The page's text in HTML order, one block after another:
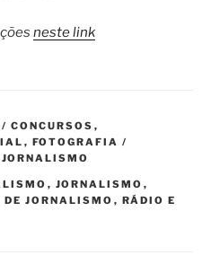
neste link
CONCURSOS ,
, FOTOGRAFIA /
JORNALISMO
, JORNALISMO ,
DE JORNALISMO , RÁDIO E